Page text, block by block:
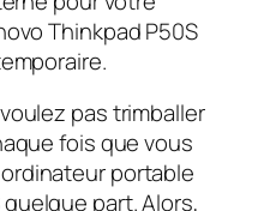
Thinkpad P50S
pas trimballer
fois que vous
portable
part. Alors,